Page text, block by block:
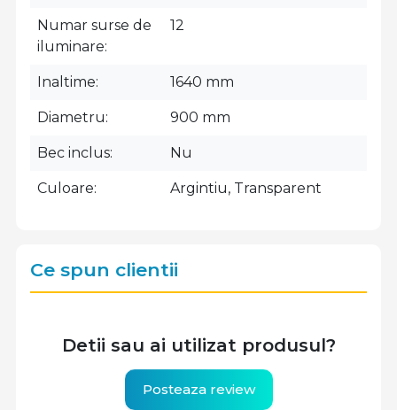
Numar surse de
iluminare
12
Inaltime 1640 mm
Diametru 900 mm
Bec inclus Nu
Culoare Argintiu, Transparent
Ce spun clientii
Detii sau ai utilizat produsul?
Posteaza review